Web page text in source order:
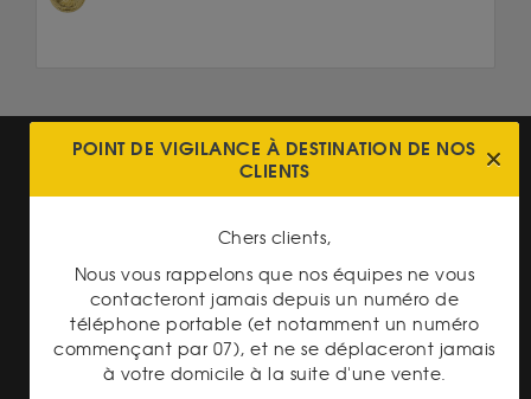
TRANSPARENCE DES
PRIX
POINT DE VIGILANCE À DESTINATION DE NOS
CLIENTS
Chers clients,
Nous vous rappelons que nos équipes ne vous
contacteront jamais depuis un numéro de
téléphone portable (et notamment un numéro
commençant par 07), et ne se déplaceront jamais
à votre domicile à la suite d'une vente.